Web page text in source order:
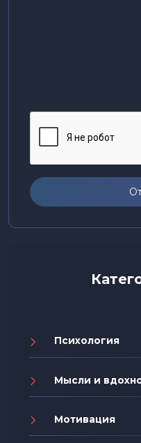
Психология
Мысли и
Мотивация